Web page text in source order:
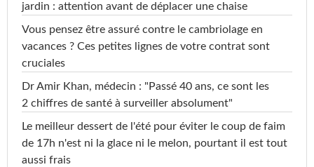
jardin : attention avant de déplacer une chaise
Vous pensez être assuré contre le cambriolage en
vacances ? Ces petites lignes de votre contrat sont
cruciales
Dr Amir Khan, médecin : "Passé 40 ans, ce sont les
2 chiffres de santé à surveiller absolument"
Le meilleur dessert de l'été pour éviter le coup de faim
de 17h n'est ni la glace ni le melon, pourtant il est tout
aussi frais